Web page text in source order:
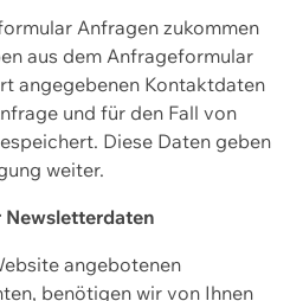
Anfragen zukommen
aus dem Anfrageformular
angegebenen Kontaktdaten
und für den Fall von
Diese Daten geben
weiter.
angebotenen
benötigen wir von Ihnen